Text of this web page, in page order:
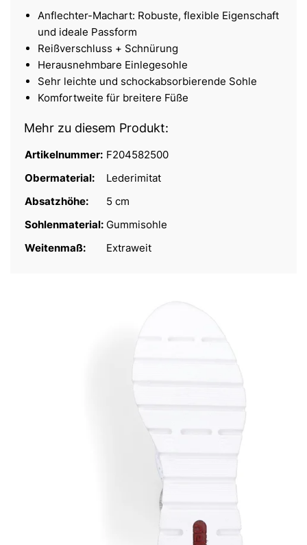
Anflechter-Machart: Robuste, flexible Eigenschaft
und ideale Passform
Reißverschluss + Schnürung
Herausnehmbare Einlegesohle
Sehr leichte und schockabsorbierende Sohle
Komfortweite für breitere Füße
Mehr zu diesem Produkt:
Artikelnummer: F204582500
Obermaterial:
Lederimitat
Absatzhöhe:
5 cm
Sohlenmaterial: Gummisohle
Weitenmaß:
Extraweit